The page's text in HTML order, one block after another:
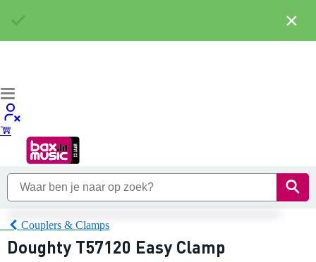
Couplers & Clamps
Doughty T57120 Easy Clamp
×